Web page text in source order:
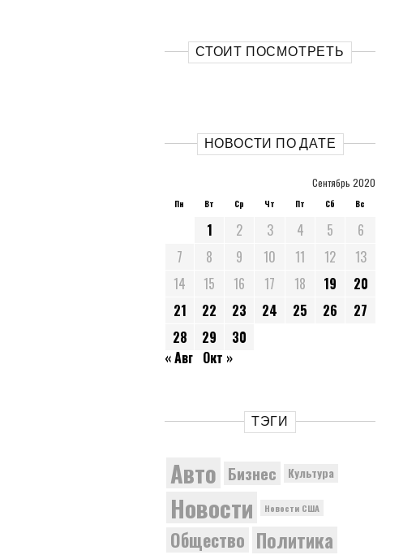
СТОИТ ПОСМОТРЕТЬ
НОВОСТИ ПО ДАТЕ
Сентябрь 2020
Пн Вт Ср Чт Пт Сб Вс
1 2 3 4 5
6
7
8 9 10 11 12
13
14
15 16 17 18 19
20
21
22 23 24 25 26
27
28
29
30
« Авг Окт »
ТЭГИ
Авто Бизнес Культура
Новости Новости США
Общество Политика